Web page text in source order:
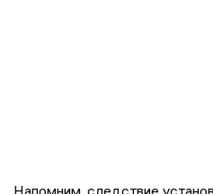
Напомним, следствие